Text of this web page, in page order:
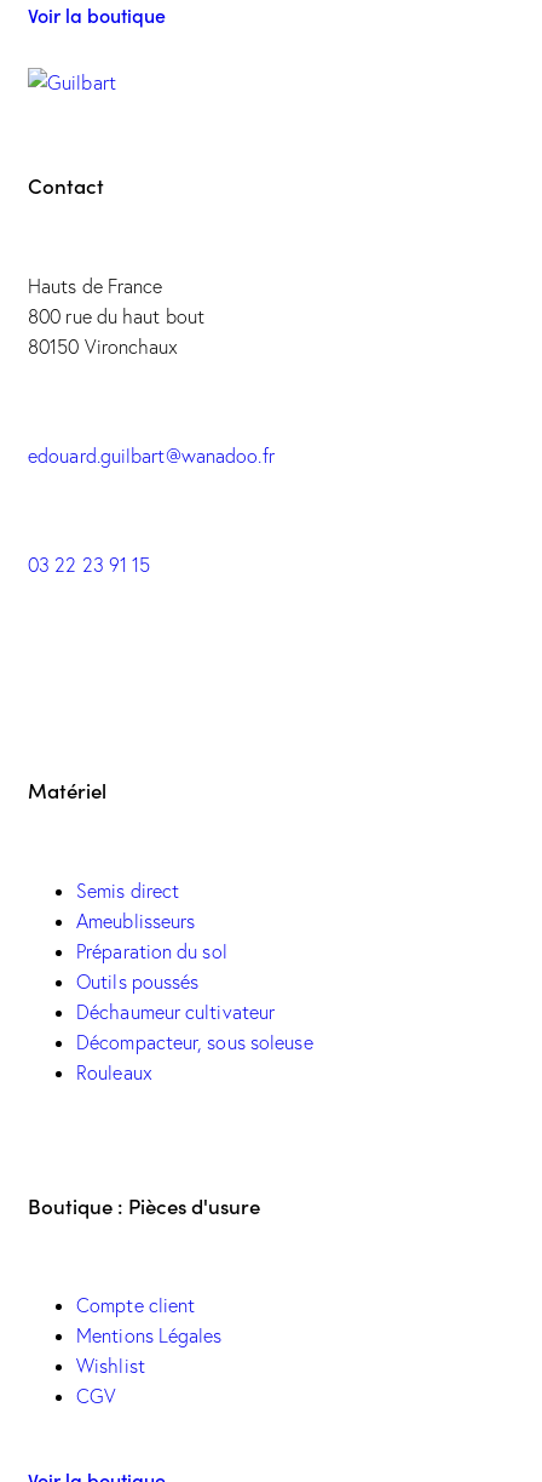
Voir la boutique
Contact
Hauts de France
800 rue du haut bout
80150 Vironchaux
edouard.guilbart@wanadoo.fr
03 22 23 91 15
Matériel
Semis direct
Ameublisseurs
Préparation du sol
Outils poussés
Déchaumeur cultivateur
Décompacteur, sous soleuse
Rouleaux
Boutique : Pièces d'usure
Compte client
Mentions Légales
Wishlist
CGV